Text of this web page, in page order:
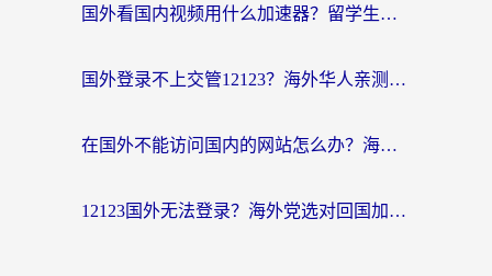
国外看国内视频用什么加速器？留学生和海外华人的实用指南
国外登录不上交管12123？海外华人亲测有效的回国加速器选择指南
在国外不能访问国内的网站怎么办？海外党必看的无缝回国上网指南
12123国外无法登录？海外党选对回国加速器，轻松解决国内资源访问难题